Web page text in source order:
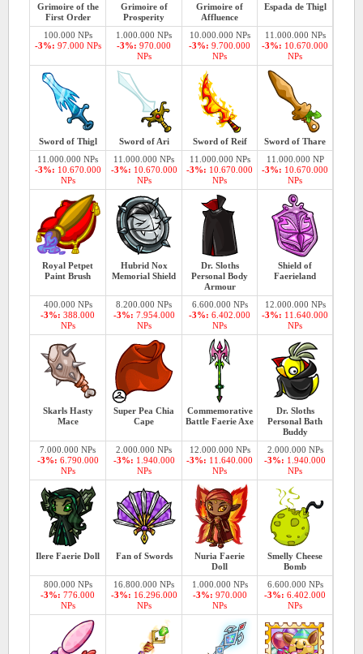
Grimoire of the
First Order
Grimoire of
Prosperity
Grimoire of
Affluence
Espada de Thigl
100.000 NPs
-3%: 97.000 NPs
1.000.000 NPs
-3%: 970.000
NPs
10.000.000 NPs
-3%: 9.700.000
NPs
11.000.000 NPs
-3%: 10.670.000
NPs
Sword of Thigl Sword of Ari Sword ofReif Sword of Thare
11.000.000 NPs
-3%: 10.670.000
NPs
11.000.000 NPs
-3%: 10.670.000
NPs
11.000.000 NPs
-3%: 10.670.000
NPs
11.000.000 NP
-3%: 10.670.000
NPs
Royal Petpet
Paint Brush
Hubrid Nox
Memorial Shield
Dr. Sloths
Personal Body
Armour
Shield of
Faerieland
400.000 NPs
-3%: 388.000
NPs
8.200.000 NPs
-3%: 7.954.000
NPs
6.600.000 NPs
-3%: 6.402.000
NPs
12.000.000 NPs
-3%: 11.640.000
NPs
Skarls Hasty
Mace
Super Pea Chia
Cape
Commemorative
Battle Faerie Axe
Dr. Sloths
Personal Bath
Buddy
7.000.000 NPs
-3%: 6.790.000
NPs
2.000.000 NPs
-3%: 1.940.000
NPs
12.000.000 NPs
-3%: 11.640.000
NPs
2.000.000 NPs
-3%: 1.940.000
NPs
Ilere Faerie Doll Fan of Swords
Nuria Faerie
Doll
Smelly Cheese
Bomb
800.000 NPs
-3%: 776.000
NPs
16.800.000 NPs
-3%: 16.296.000
NPs
1.000.000 NPs
-3%: 970.000
NPs
6.600.000 NPs
-3%: 6.402.000
NPs